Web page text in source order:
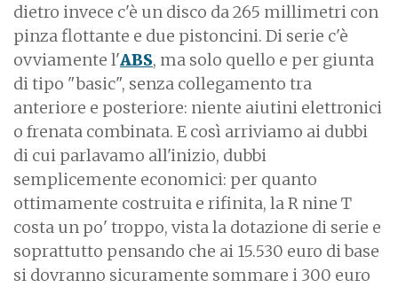
dietro invece c'è un disco da 265 millimetri con
pinza flottante e due pistoncini. Di serie c'è
ovviamente l'ABS, ma solo quello e per giunta
di tipo "basic", senza collegamento tra
anteriore e posteriore: niente aiutini elettronici
o frenata combinata. E così arriviamo ai dubbi
di cui parlavamo all'inizio, dubbi
semplicemente economici: per quanto
ottimamente costruita e rifinita, la R nine T
costa un po' troppo, vista la dotazione di serie e
soprattutto pensando che ai 15.530 euro di base
si dovranno sicuramente sommare i 300 euro